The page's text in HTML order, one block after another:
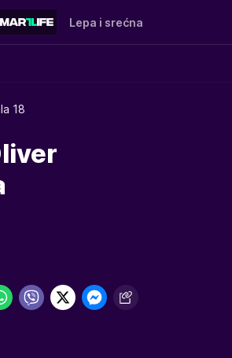
Lepa i srećna
18